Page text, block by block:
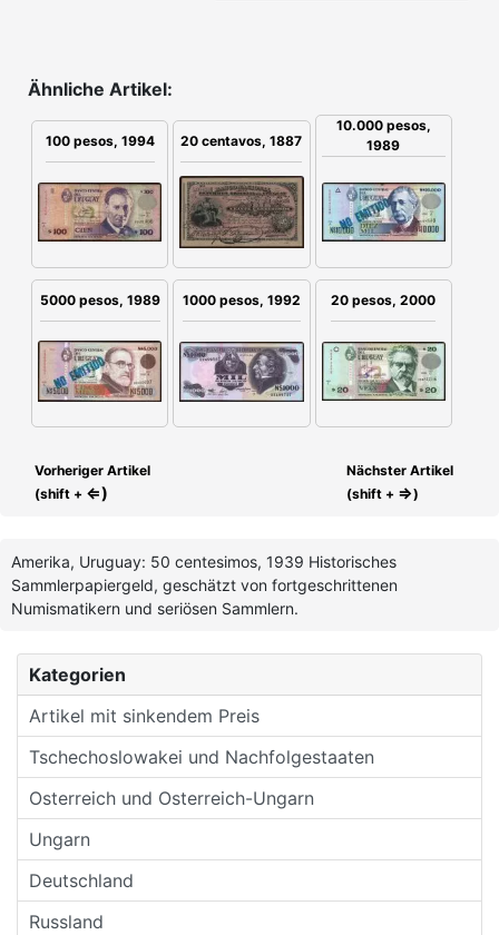
Kategorien
Artikel mit sinkendem Preis
Tschechoslowakei und Nachfolgestaaten
Osterreich und Osterreich-Ungarn
Ungarn
Deutschland
Russland
Ähnliche Artikel:
100 pesos, 1994 20 centavos, 1887
10.000 pesos,
1989
5000 pesos, 1989 1000 pesos, 1992 20 pesos, 2000
Vorheriger Artikel
(shift + ⇐)
Nächster Artikel
(shift + ⇒)
Amerika, Uruguay: 50 centesimos, 1939 Historisches
Sammlerpapiergeld, geschätzt von fortgeschrittenen
Numismatikern und seriösen Sammlern.